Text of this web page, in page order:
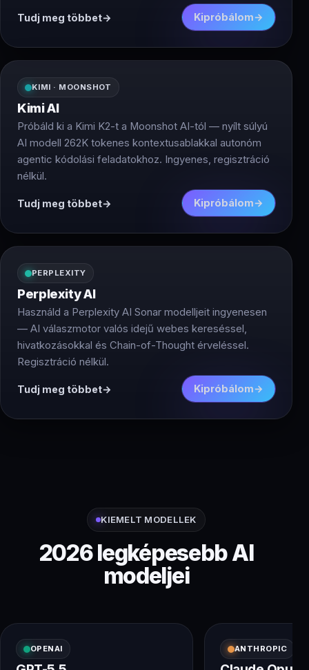
Tudj meg többet Kipróbálom
KIMI · MOONSHOT
Kimi AI
Próbáld ki a Kimi K2-t a Moonshot AI-tól — nyílt súlyú
AI modell 262K tokenes kontextusablakkal autonóm
agentic kódolási feladatokhoz. Ingyenes, regisztráció
nélkül.
Tudj meg többet Kipróbálom
PERPLEXITY
Perplexity AI
Használd a Perplexity AI Sonar modelljeit ingyenesen
— AI válaszmotor valós idejű webes kereséssel,
hivatkozásokkal és Chain-of-Thought érveléssel.
Regisztráció nélkül.
Tudj meg többet Kipróbálom
KIEMELT MODELLEK
2026 legképesebb AI
modeljei
OPENAI ANTHROPIC